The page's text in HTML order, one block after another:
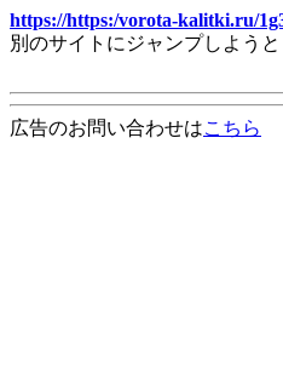
https://https:/vorota-kalitki.ru/
別のサイトにジャンプしよう
広告のお問い合わせはこちら